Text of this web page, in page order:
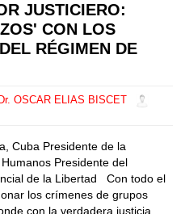
JUSTICIERO:
CON LOS
RÉGIMEN DE
Dr. OSCAR ELIAS BISCET
Cuba Presidente de la
Presidente del
de la Libertad Con todo el
los crímenes de grupos
con la verdadera justicia.